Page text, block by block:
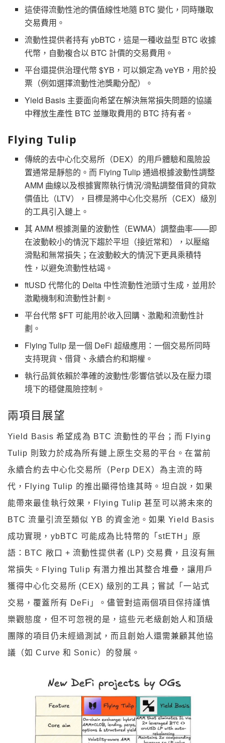
這使得流動性池的價值線性地隨 BTC 變化，同時賺取
交易費用。
流動性提供者持有 ybBTC，這是一種收益型 BTC 收據
代幣，自動複合以 BTC 計價的交易費用。
平台還提供治理代幣 $YB，可以鎖定為 veYB，用於投
票（例如選擇流動性池獎勵分配）。
Yield Basis 主要面向希望在解決無常損失問題的協議
中釋放生產性 BTC 並賺取費用的 BTC 持有者。
Flying Tulip
傳統的去中心化交易所（DEX）的用戶體驗和風險設
置通常是靜態的。而 Flying Tulip 通過根據波動性調整
AMM 曲線以及根據實際執行情況/滑點調整借貸的貸款
價值比（LTV），目標是將中心化交易所（CEX）級別
的工具引入鏈上。
其 AMM 根據測量的波動性（EWMA）調整曲率——即
在波動較小的情況下趨於平坦（接近常和），以壓縮
滑點和無常損失；在波動較大的情況下更具乘積特
性，以避免流動性枯竭。
ftUSD 代幣化的 Delta 中性流動性池頭寸生成，並用於
激勵機制和流動性計劃。
平台代幣 $FT 可能用於收入回購、激勵和流動性計
劃。
Flying Tulip 是一個 DeFi 超級應用：一個交易所同時
支持現貨、借貸、永續合約和期權。
執行品質依賴於準確的波動性/影響信號以及在壓力環
境下的穩健風險控制。
兩項目展望
Yield Basis 希望成為 BTC 流動性的平台；而 Flying
Tulip 則致力於成為所有鏈上原生交易的平台。在當前
永續合約去中心化交易所（Perp DEX）為主流的時
代，Flying Tulip 的推出顯得恰逢其時。坦白說，如果
能帶來最佳執行效果，Flying Tulip 甚至可以將未來的
BTC 流量引流至類似 YB 的資金池。如果 Yield Basis
成功實現，ybBTC 可能成為比特幣的「stETH」原
語：BTC 敞口 + 流動性提供者 (LP) 交易費，且沒有無
常損失。Flying Tulip 有潛力推出其整合堆疊，讓用戶
獲得中心化交易所 (CEX) 級別的工具；嘗試「一站式
交易，覆蓋所有 DeFi」。儘管對這兩個項目保持謹慎
樂觀態度，但不可忽視的是，這些元老級創始人和頂級
團隊的項目仍未經過測試，而且創始人還需兼顧其他協
議（如 Curve 和 Sonic）的發展。